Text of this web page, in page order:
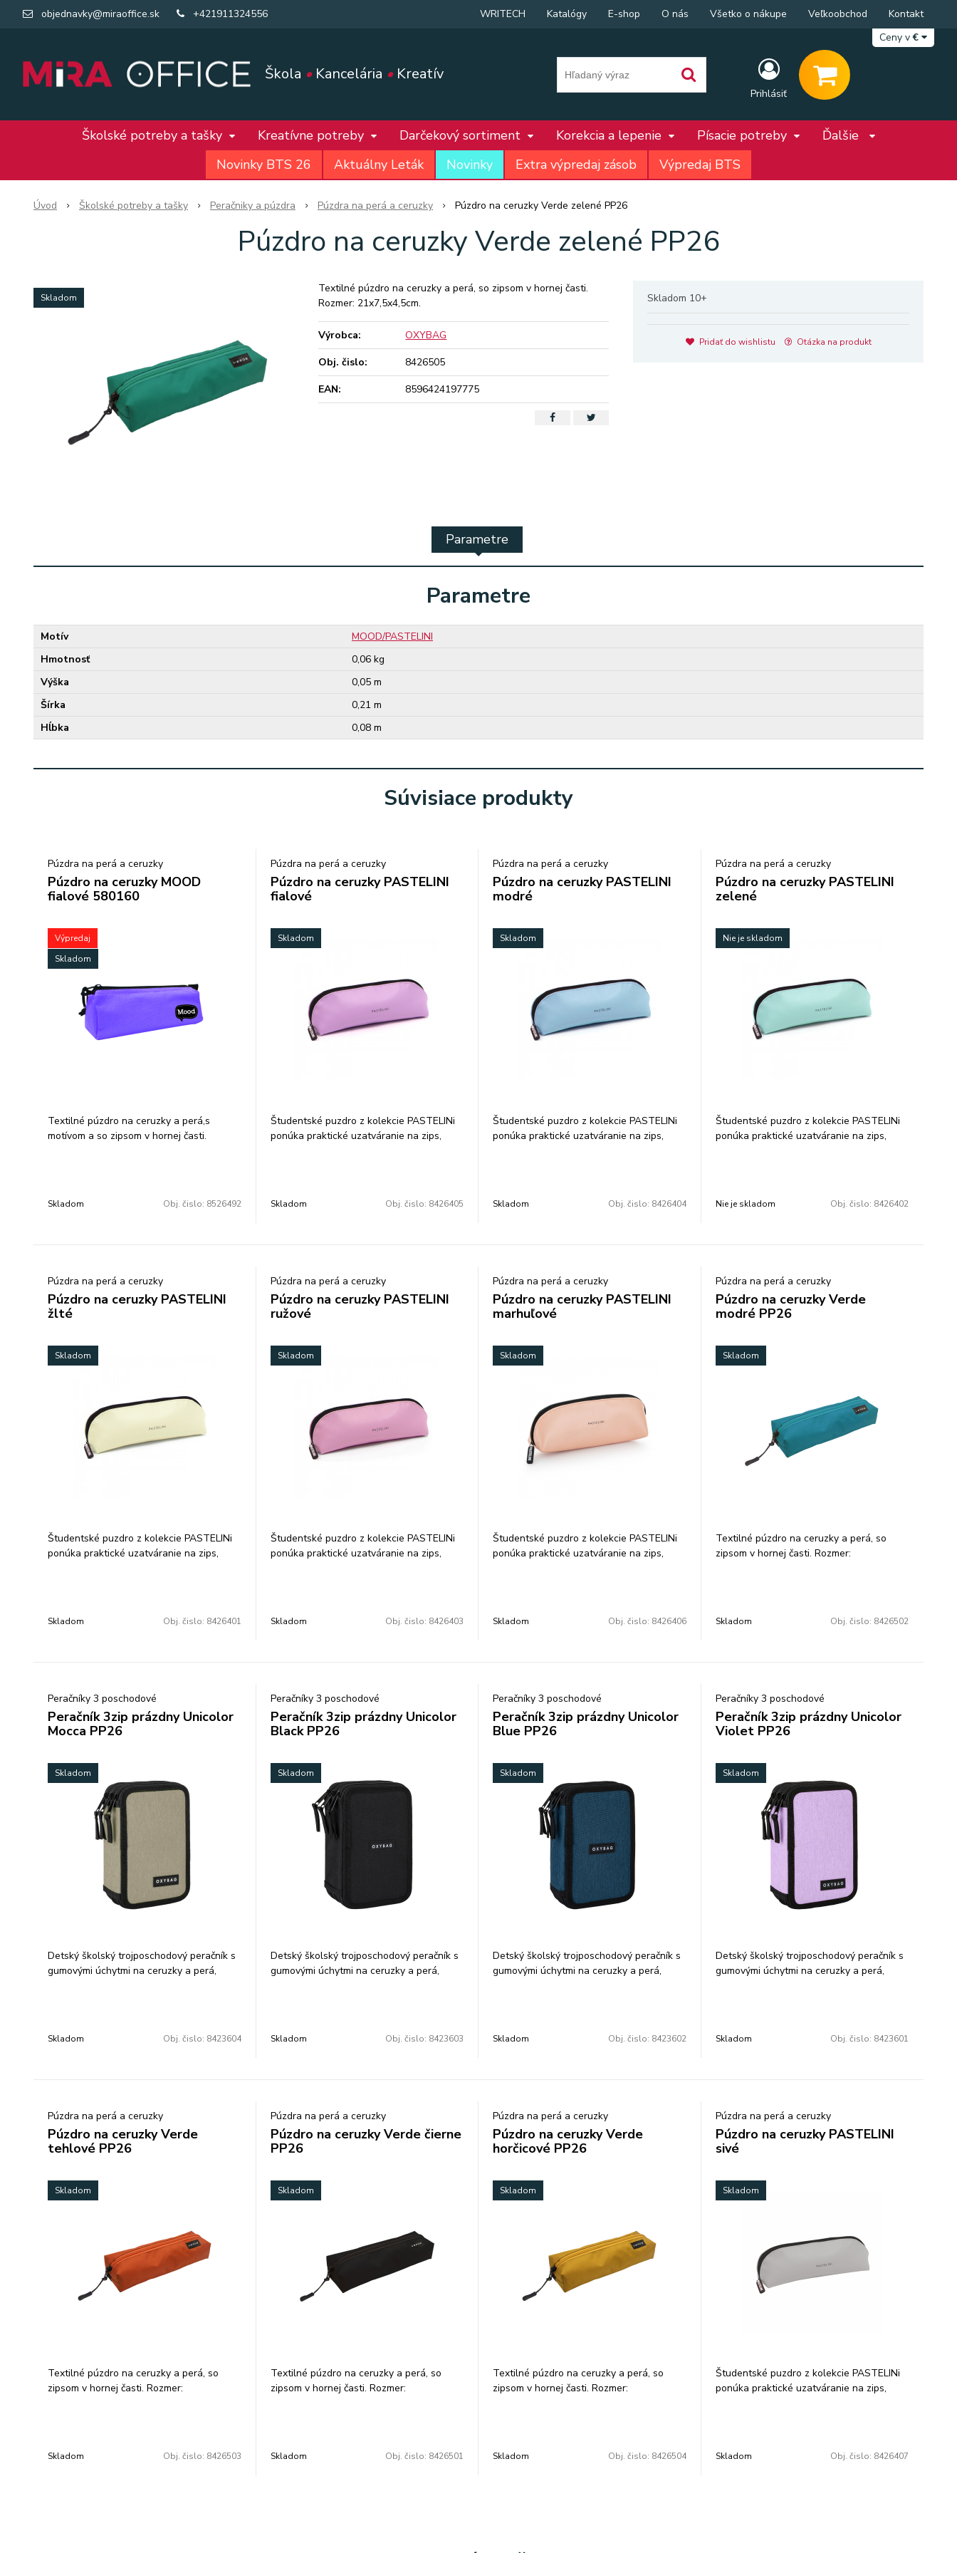
Škola •Kancelária •Kreatív
objednavky@miraoffice.sk +421911324556
Prihlásiť
WRITECH Katalógy E-shop O nás Všetko o nákupe Veľkoobchod
Kontakt
Ceny v€
Školské potreby a tašky Kreatívne potreby Darčekový sortiment Korekcia a lepenie Písacie potreby
Ďalšie
Novinky BTS 26
Aktuálny Leták Novinky Extra výpredaj zásob Výpredaj BTS
Úvod Školské potreby a tašky Peračniky a púzdra Púzdra na perá a ceruzky Púzdro na ceruzky Verde zelené PP26
Púzdro na ceruzky Verde zelené PP26
Skladom Skladom 10+
Pridať do wishlistu Otázka na produkt
Textilné púzdro na ceruzky a perá, so zipsom v hornej časti.
Rozmer: 21x7,5x4,5cm.
Výrobca:
OXYBAG
Obj. čislo:
8426505
EAN:
8596424197775
Parametre
Parametre
Motív
MOOD/PASTELINI
Hmotnosť
0,06 kg
Výška
0,05 m
Šírka
0,21 m
Hĺbka
0,08 m
Súvisiace produkty
Púzdra na perá a ceruzky
Púzdro na ceruzky MOOD
fialové 580160
Výpredaj
Skladom
Textilné púzdro na ceruzky a perá,s
motívom a so zipsom v hornej časti.
Skladom Obj. čislo: 8526492
Púzdra na perá a ceruzky
Púzdro na ceruzky PASTELINI
fialové
Skladom
Študentské puzdro z kolekcie PASTELINi
ponúka praktické uzatváranie na zips,
každodennú školskú výbavu. Rozmer:
Skladom Obj. čislo: 8426405
Púzdra na perá a ceruzky
Púzdro na ceruzky PASTELINI
modré
Skladom
Študentské puzdro z kolekcie PASTELINi
ponúka praktické uzatváranie na zips,
každodennú školskú výbavu. Rozmer:
Skladom Obj. čislo: 8426404
Púzdra na perá a ceruzky
Púzdro na ceruzky PASTELINI
zelené
Nie je skladom
Študentské puzdro z kolekcie PASTELINi
ponúka praktické uzatváranie na zips,
každodennú školskú výbavu. Rozmer:
Nie je skladom Obj. čislo: 8426402
Púzdra na perá a ceruzky
Púzdro na ceruzky PASTELINI
žlté
Skladom
Študentské puzdro z kolekcie PASTELINi
ponúka praktické uzatváranie na zips,
každodennú školskú výbavu. Rozmer:
Skladom Obj. čislo: 8426401
Púzdra na perá a ceruzky
Púzdro na ceruzky PASTELINI
ružové
Skladom
Študentské puzdro z kolekcie PASTELINi
ponúka praktické uzatváranie na zips,
každodennú školskú výbavu. Rozmer:
Skladom Obj. čislo: 8426403
Púzdra na perá a ceruzky
Púzdro na ceruzky PASTELINI
marhuľové
Skladom
Študentské puzdro z kolekcie PASTELINi
ponúka praktické uzatváranie na zips,
každodennú školskú výbavu. Rozmer:
Skladom Obj. čislo: 8426406
Púzdra na perá a ceruzky
Púzdro na ceruzky Verde
modré PP26
Skladom
Textilné púzdro na ceruzky a perá, so
zipsom v hornej časti. Rozmer:
Skladom Obj. čislo: 8426502
Peračníky 3 poschodové
Peračník 3zip prázdny Unicolor
Mocca PP26
Skladom
Detský školský trojposchodový peračník s
gumovými úchytmi na ceruzky a perá,
Skladom Obj. čislo: 8423604
Peračníky 3 poschodové
Peračník 3zip prázdny Unicolor
Black PP26
Skladom
Detský školský trojposchodový peračník s
gumovými úchytmi na ceruzky a perá,
Skladom Obj. čislo: 8423603
Peračníky 3 poschodové
Peračník 3zip prázdny Unicolor
Blue PP26
Skladom
Detský školský trojposchodový peračník s
gumovými úchytmi na ceruzky a perá,
Skladom Obj. čislo: 8423602
Peračníky 3 poschodové
Peračník 3zip prázdny Unicolor
Violet PP26
Skladom
Detský školský trojposchodový peračník s
gumovými úchytmi na ceruzky a perá,
Skladom Obj. čislo: 8423601
Púzdra na perá a ceruzky
Púzdro na ceruzky Verde
tehlové PP26
Skladom
Textilné púzdro na ceruzky a perá, so
zipsom v hornej časti. Rozmer:
Skladom Obj. čislo: 8426503
Púzdra na perá a ceruzky
Púzdro na ceruzky Verde čierne
PP26
Skladom
Textilné púzdro na ceruzky a perá, so
zipsom v hornej časti. Rozmer:
Skladom Obj. čislo: 8426501
Púzdra na perá a ceruzky
Púzdro na ceruzky Verde
horčicové PP26
Skladom
Textilné púzdro na ceruzky a perá, so
zipsom v hornej časti. Rozmer:
Skladom Obj. čislo: 8426504
Púzdra na perá a ceruzky
Púzdro na ceruzky PASTELINI
sivé
Skladom
Študentské puzdro z kolekcie PASTELINi
ponúka praktické uzatváranie na zips,
každodennú školskú výbavu. Rozmer:
Skladom Obj. čislo: 8426407